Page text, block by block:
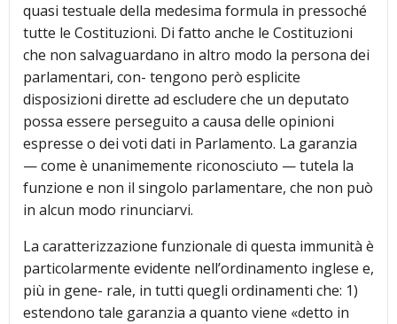
quasi testuale della medesima formula in pressoché
tutte le Costituzioni. Di fatto anche le Costituzioni
che non salvaguardano in altro modo la persona dei
parlamentari, con- tengono però esplicite
disposizioni dirette ad escludere che un deputato
possa essere perseguito a causa delle opinioni
espresse o dei voti dati in Parlamento. La garanzia
— come è unanimemente riconosciuto — tutela la
funzione e non il singolo parlamentare, che non può
in alcun modo rinunciarvi.
La caratterizzazione funzionale di questa immunità è
particolarmente evidente nell’ordinamento inglese e,
più in gene- rale, in tutti quegli ordinamenti che: 1)
estendono tale garanzia a quanto viene «detto in